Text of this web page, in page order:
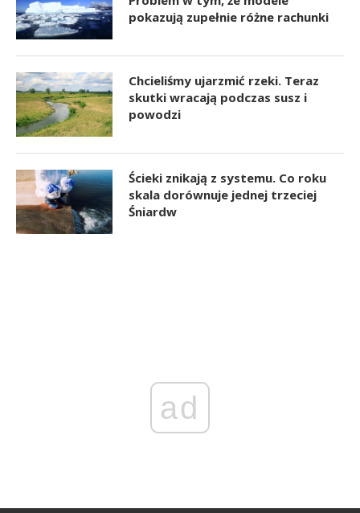
pokazują zupełnie różne rachunki
Chcieliśmy ujarzmić rzeki. Teraz
skutki wracają podczas susz i
powodzi
Ścieki znikają z systemu. Co roku
skala dorównuje jednej trzeciej
Śniardw
ad